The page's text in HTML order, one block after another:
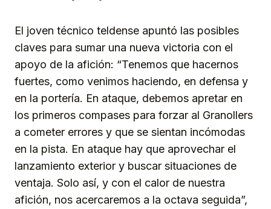
El joven técnico teldense apuntó las posibles
claves para sumar una nueva victoria con el
apoyo de la afición: “Tenemos que hacernos
fuertes, como venimos haciendo, en defensa y
en la portería. En ataque, debemos apretar en
los primeros compases para forzar al Granollers
a cometer errores y que se sientan incómodas
en la pista. En ataque hay que aprovechar el
lanzamiento exterior y buscar situaciones de
ventaja. Solo así, y con el calor de nuestra
afición, nos acercaremos a la octava seguida”,